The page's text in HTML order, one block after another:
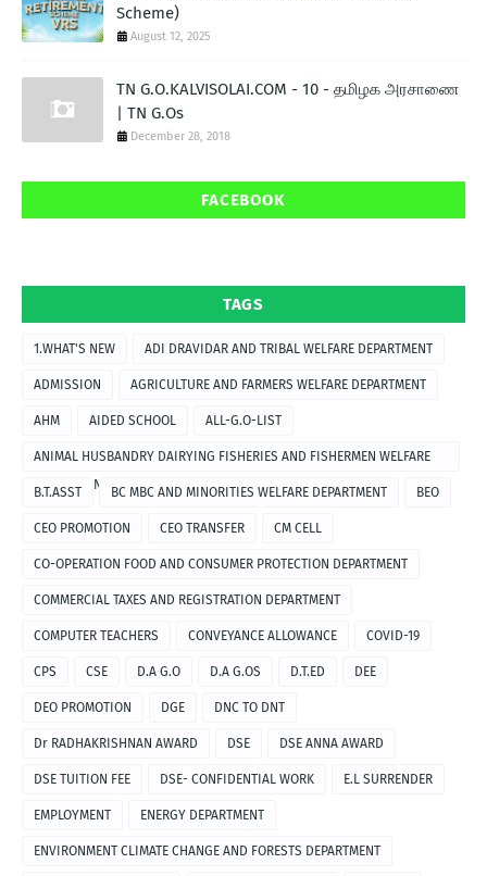
Scheme)
August 12, 2025
TN G.O.KALVISOLAI.COM - 10 - தமிழக அரசாணை
| TN G.Os
December 28, 2018
FACEBOOK
TAGS
1.WHAT'S NEW ADI DRAVIDAR AND TRIBAL WELFARE DEPARTMENT
ADMISSION AGRICULTURE AND FARMERS WELFARE DEPARTMENT
AHM AIDED SCHOOL ALL-G.O-LIST
ANIMAL HUSBANDRY DAIRYING FISHERIES AND FISHERMEN WELFARE
DEPARTMENT
B.T.ASST BC MBC AND MINORITIES WELFARE DEPARTMENT BEO
CEO PROMOTION CEO TRANSFER CM CELL
CO-OPERATION FOOD AND CONSUMER PROTECTION DEPARTMENT
COMMERCIAL TAXES AND REGISTRATION DEPARTMENT
COMPUTER TEACHERS CONVEYANCE ALLOWANCE COVID-19
CPS CSE D.A G.O D.A G.OS D.T.ED DEE
DEO PROMOTION DGE DNC TO DNT
Dr RADHAKRISHNAN AWARD DSE DSE ANNA AWARD
DSE TUITION FEE DSE- CONFIDENTIAL WORK E.L SURRENDER
EMPLOYMENT ENERGY DEPARTMENT
ENVIRONMENT CLIMATE CHANGE AND FORESTS DEPARTMENT